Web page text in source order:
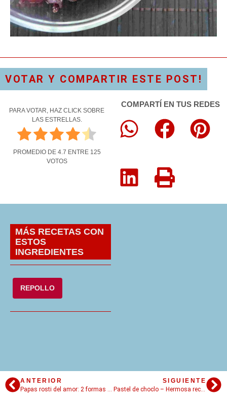
VOTAR Y COMPARTIR ESTE POST!
PARA VOTAR, HAZ CLICK SOBRE
LAS ESTRELLAS.
PROMEDIO DE 4.7 ENTRE 125
VOTOS
COMPARTÍ EN TUS REDES
MÁS RECETAS CON
ESTOS
INGREDIENTES
REPOLLO
ANTERIOR
SIGUIENTE
Pastel de choclo – Hermosa receta chilena